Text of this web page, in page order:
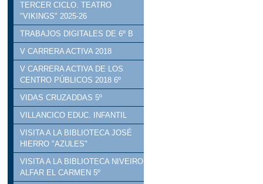
TERCER CICLO. TEATRO
"VIKINGS" 2025-26
TRABAJOS DIGITALES DE 6º B
V CARRERA ACTIVA 2018
V CARRERA ACTIVA DE LOS
CENTRO PÚBLICOS 2018 6º
VIDAS CRUZADDAS 5º
VILLANCICO EDUC. INFANTIL
VISITA A LA BIBLIOTECA JOSÉ
HIERRO "AZULES"
VISITA A LA BIBLIOTECA NIVEIRO
ALFAR EL CARMEN 5º